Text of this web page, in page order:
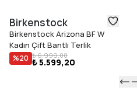
Birkenstock
Birkenstock Arizona BF W
Kadın Çift Bantlı Terlik
%20 ₺ 6.999,00
₺ 5.599,20